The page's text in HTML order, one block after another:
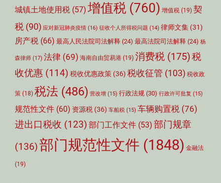
城镇土地使用税 (57) 增值税 (760) 增值税 (19) 契
税 (90) 应对新冠肺炎疫情 (16) 征收个人所得税问题 (14) 律师文集 (31)
房产税 (66) 最高人民法院司法解释 (24) 最高法院司法解释 (24) 杨
森律师 (17) 法律 (69) 海南自由贸易港 (19) 消费税 (175)税
收优惠 (114) 税收优惠政策 (36) 税收征管 (103) 税收政
策 (18) 税法 (486) 营改增 (15) 行政法规 (30) 行政许可批复 (15)
规范性文件 (60) 资源税 (36) 车船税 (15) 车辆购置税 (76)
进出口税收 (123) 部门工作文件 (53) 部门规章
(136)部门规范性文件 (1848) 金融法
(19)